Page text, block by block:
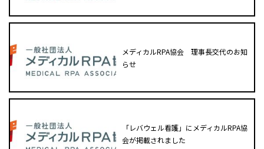
メディカルRPA協会 理事長交代のお知
らせ
「レバウェル看護」にメディカルRPA協
会が掲載されました